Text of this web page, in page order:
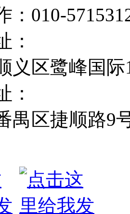
： 010-
：
义区鹭峰国际
：
禺区捷顺路9